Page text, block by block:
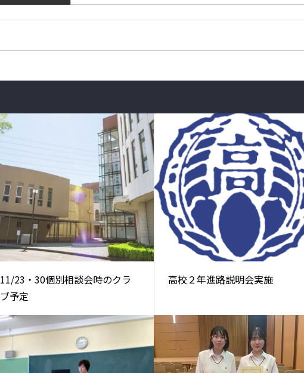
11/23・30個別相談会時のクラ
ブ予定
高校２年進路説明会実施